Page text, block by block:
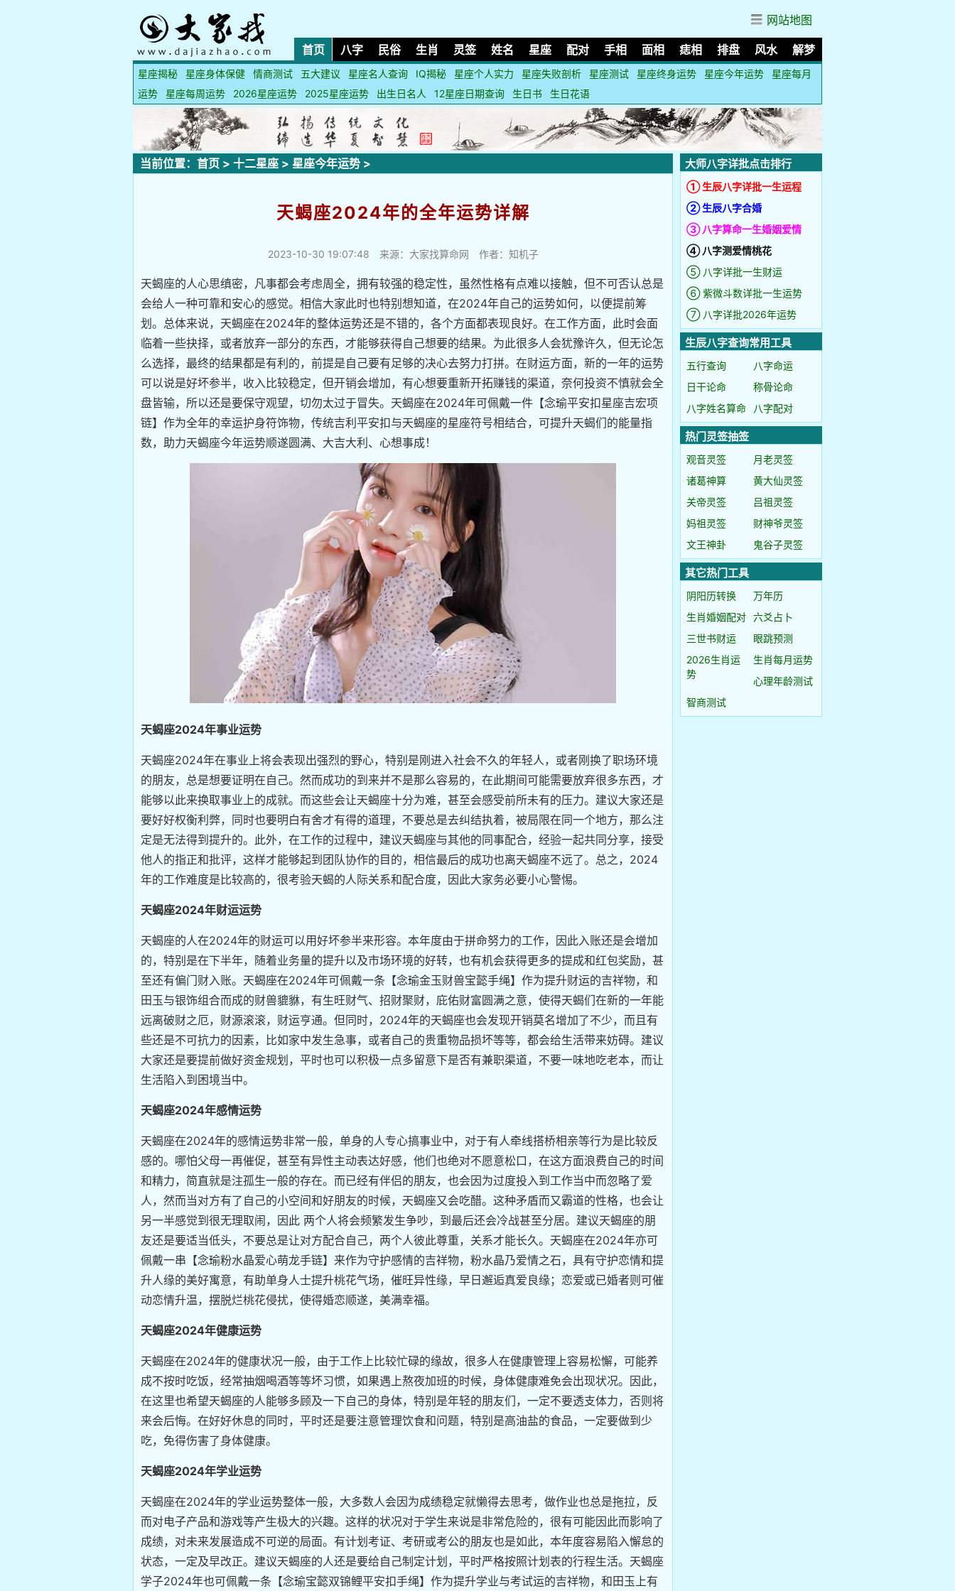
网站地图
首页 八字 民俗 生肖 灵签 姓名 星座 配对 手相 面相 痣相 排盘 风水 解梦
星座揭秘 星座身体保健 情商测试 五大建议 星座名人查询 IQ揭秘 星座个人实力 星座失败剖析 星座测试 星座终身运势 星座今年运势
星座每月
运势
星座每周运势 2026星座运势 2025星座运势 出生日名人 12星座日期查询 生日书 生日花语
当前位置： 首页 > 十二星座 > 星座今年运势 >
天蝎座2024年的全年运势详解
2023-10-30 19:07:48 来源：大家找算命网 作者：知机子
天蝎座的人心思缜密，凡事都会考虑周全，拥有较强的稳定性，虽然性格有点难以接触，但不可否认总是
会给人一种可靠和安心的感觉。相信大家此时也特别想知道，在2024年自己的运势如何，以便提前筹
划。总体来说，天蝎座在2024年的整体运势还是不错的，各个方面都表现良好。在工作方面，此时会面
临着一些抉择，或者放弃一部分的东西，才能够获得自己想要的结果。为此很多人会犹豫许久，但无论怎
么选择，最终的结果都是有利的，前提是自己要有足够的决心去努力打拼。在财运方面，新的一年的运势
可以说是好坏参半，收入比较稳定，但开销会增加，有心想要重新开拓赚钱的渠道，奈何投资不慎就会全
盘皆输，所以还是要保守观望，切勿太过于冒失。天蝎座在2024年可佩戴一件【念瑜平安扣星座吉宏项
链】作为全年的幸运护身符饰物，传统吉利平安扣与天蝎座的星座符号相结合，可提升天蝎们的能量指
数，助力天蝎座今年运势顺遂圆满、大吉大利、心想事成！
天蝎座2024年事业运势
天蝎座2024年在事业上将会表现出强烈的野心，特别是刚进入社会不久的年轻人，或者刚换了职场环境
的朋友，总是想要证明在自己。然而成功的到来并不是那么容易的，在此期间可能需要放弃很多东西，才
能够以此来换取事业上的成就。而这些会让天蝎座十分为难，甚至会感受前所未有的压力。建议大家还是
要好好权衡利弊，同时也要明白有舍才有得的道理，不要总是去纠结执着，被局限在同一个地方，那么注
定是无法得到提升的。此外，在工作的过程中，建议天蝎座与其他的同事配合，经验一起共同分享，接受
他人的指正和批评，这样才能够起到团队协作的目的，相信最后的成功也离天蝎座不远了。总之，2024
年的工作难度是比较高的，很考验天蝎的人际关系和配合度，因此大家务必要小心警惕。
天蝎座2024年财运运势
天蝎座的人在2024年的财运可以用好坏参半来形容。本年度由于拼命努力的工作，因此入账还是会增加
的，特别是在下半年，随着业务量的提升以及市场环境的好转，也有机会获得更多的提成和红包奖励，甚
至还有偏门财入账。天蝎座在2024年可佩戴一条【念瑜金玉财兽宝懿手绳】作为提升财运的吉祥物，和
田玉与银饰组合而成的财兽貔貅，有生旺财气、招财聚财，庇佑财富圆满之意，使得天蝎们在新的一年能
远离破财之厄，财源滚滚，财运亨通。但同时，2024年的天蝎座也会发现开销莫名增加了不少，而且有
些还是不可抗力的因素，比如家中发生急事，或者自己的贵重物品损坏等等，都会给生活带来妨碍。建议
大家还是要提前做好资金规划，平时也可以积极一点多留意下是否有兼职渠道，不要一味地吃老本，而让
生活陷入到困境当中。
天蝎座2024年感情运势
天蝎座在2024年的感情运势非常一般，单身的人专心搞事业中，对于有人牵线搭桥相亲等行为是比较反
感的。哪怕父母一再催促，甚至有异性主动表达好感，他们也绝对不愿意松口，在这方面浪费自己的时间
和精力，简直就是注孤生一般的存在。而已经有伴侣的朋友，也会因为过度投入到工作当中而忽略了爱
人，然而当对方有了自己的小空间和好朋友的时候，天蝎座又会吃醋。这种矛盾而又霸道的性格，也会让
另一半感觉到很无理取闹，因此 两个人将会频繁发生争吵，到最后还会冷战甚至分居。建议天蝎座的朋
友还是要适当低头，不要总是让对方配合自己，两个人彼此尊重，关系才能长久。天蝎座在2024年亦可
佩戴一串【念瑜粉水晶爱心萌龙手链】来作为守护感情的吉祥物，粉水晶乃爱情之石，具有守护恋情和提
升人缘的美好寓意，有助单身人士提升桃花气场，催旺异性缘，早日邂逅真爱良缘；恋爱或已婚者则可催
动恋情升温，摆脱烂桃花侵扰，使得婚恋顺遂，美满幸福。
天蝎座2024年健康运势
天蝎座在2024年的健康状况一般，由于工作上比较忙碌的缘故，很多人在健康管理上容易松懈，可能养
成不按时吃饭，经常抽烟喝酒等等坏习惯，如果遇上熬夜加班的时候，身体健康难免会出现状况。因此，
在这里也希望天蝎座的人能够多顾及一下自己的身体，特别是年轻的朋友们，一定不要透支体力，否则将
来会后悔。在好好休息的同时，平时还是要注意管理饮食和问题，特别是高油盐的食品，一定要做到少
吃，免得伤害了身体健康。
天蝎座2024年学业运势
天蝎座在2024年的学业运势整体一般，大多数人会因为成绩稳定就懒得去思考，做作业也总是拖拉，反
而对电子产品和游戏等产生极大的兴趣。这样的状况对于学生来说是非常危险的，很有可能因此而影响了
成绩，对未来发展造成不可逆的局面。有计划考证、考研或考公的朋友也是如此，本年度容易陷入懈怠的
状态，一定及早改正。建议天蝎座的人还是要给自己制定计划，平时严格按照计划表的行程生活。天蝎座
学子2024年也可佩戴一条【念瑜宝懿双锦鲤平安扣手绳】作为提升学业与考试运的吉祥物，和田玉上有
大师八字详批点击排行
① 生辰八字详批一生运程
② 生辰八字合婚
③ 八字算命一生婚姻爱情
④ 八字测爱情桃花
⑤ 八字详批一生财运
⑥ 紫微斗数详批一生运势
⑦ 八字详批2026年运势
生辰八字查询常用工具
五行查询
八字命运
日干论命
称骨论命
八字姓名算命
八字配对
热门灵签抽签
观音灵签
月老灵签
诸葛神算
黄大仙灵签
关帝灵签
吕祖灵签
妈祖灵签
财神爷灵签
文王神卦
鬼谷子灵签
其它热门工具
阴阳历转换
万年历
生肖婚姻配对 六爻占卜
三世书财运
眼跳预测
2026生肖运
势
生肖每月运势
心理年龄测试
智商测试